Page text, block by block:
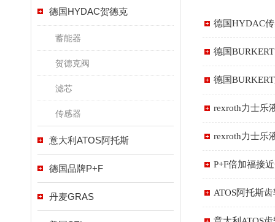
德国HYDAC贺德克
蓄能器
贺德克阀
滤芯
传感器
意大利ATOS阿托斯
德国品牌P+F
丹麦GRAS
德国HYDAC
德国
德国
rexroth力士乐
rexroth力士乐
P+F倍加福接
ATOS阿托斯